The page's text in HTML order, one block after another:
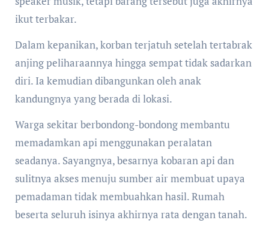
ikut terbakar.
Dalam kepanikan, korban terjatuh setelah tertabrak
anjing peliharaannya hingga sempat tidak sadarkan
diri. Ia kemudian dibangunkan oleh anak
kandungnya yang berada di lokasi.
Warga sekitar berbondong-bondong membantu
memadamkan api menggunakan peralatan
seadanya. Sayangnya, besarnya kobaran api dan
sulitnya akses menuju sumber air membuat upaya
pemadaman tidak membuahkan hasil. Rumah
beserta seluruh isinya akhirnya rata dengan tanah.